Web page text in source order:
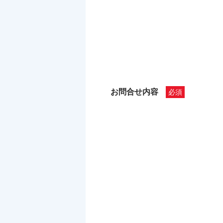
お問合せ内容